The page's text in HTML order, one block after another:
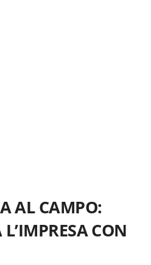
AL CAMPO:
CON